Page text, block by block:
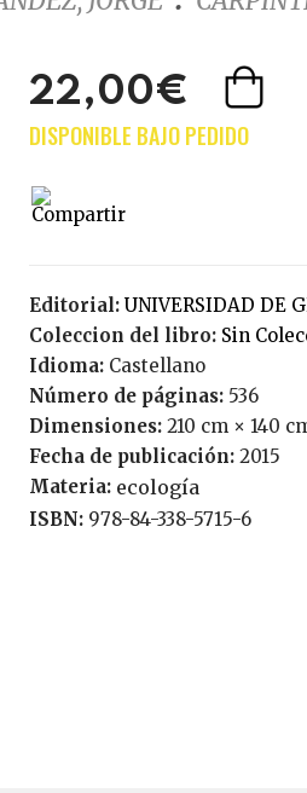
22,00€
Editorial:
UNIVERSIDAD DE
Coleccion del libro:
Sin
Idioma:
Castellano
Número de páginas:
536
Dimensiones: 210 cm × 140
Fecha de publicación:
2015
Materia: ecología
ISBN: 978-84-338-5715-6